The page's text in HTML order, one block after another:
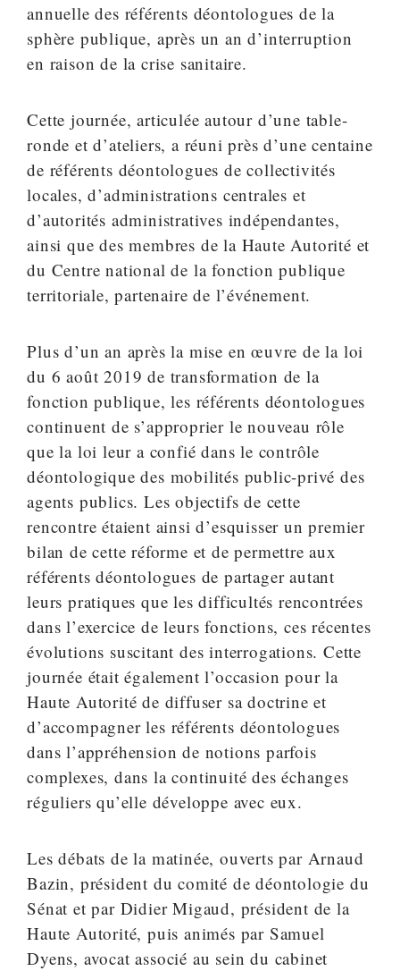
annuelle des référents déontologues de la
sphère publique, après un an d’interruption
en raison de la crise sanitaire.
Cette journée, articulée autour d’une table-
ronde et d’ateliers, a réuni près d’une centaine
de référents déontologues de collectivités
locales, d’administrations centrales et
d’autorités administratives indépendantes,
ainsi que des membres de la Haute Autorité et
du Centre national de la fonction publique
territoriale, partenaire de l’événement.
Plus d’un an après la mise en œuvre de la loi
du 6 août 2019 de transformation de la
fonction publique, les référents déontologues
continuent de s’approprier le nouveau rôle
que la loi leur a confié dans le contrôle
déontologique des mobilités public-privé des
agents publics. Les objectifs de cette
rencontre étaient ainsi d’esquisser un premier
bilan de cette réforme et de permettre aux
référents déontologues de partager autant
leurs pratiques que les difficultés rencontrées
dans l’exercice de leurs fonctions, ces récentes
évolutions suscitant des interrogations. Cette
journée était également l’occasion pour la
Haute Autorité de diffuser sa doctrine et
d’accompagner les référents déontologues
dans l’appréhension de notions parfois
complexes, dans la continuité des échanges
réguliers qu’elle développe avec eux.
Les débats de la matinée, ouverts par Arnaud
Bazin, président du comité de déontologie du
Sénat et par Didier Migaud, président de la
Haute Autorité, puis animés par Samuel
Dyens, avocat associé au sein du cabinet